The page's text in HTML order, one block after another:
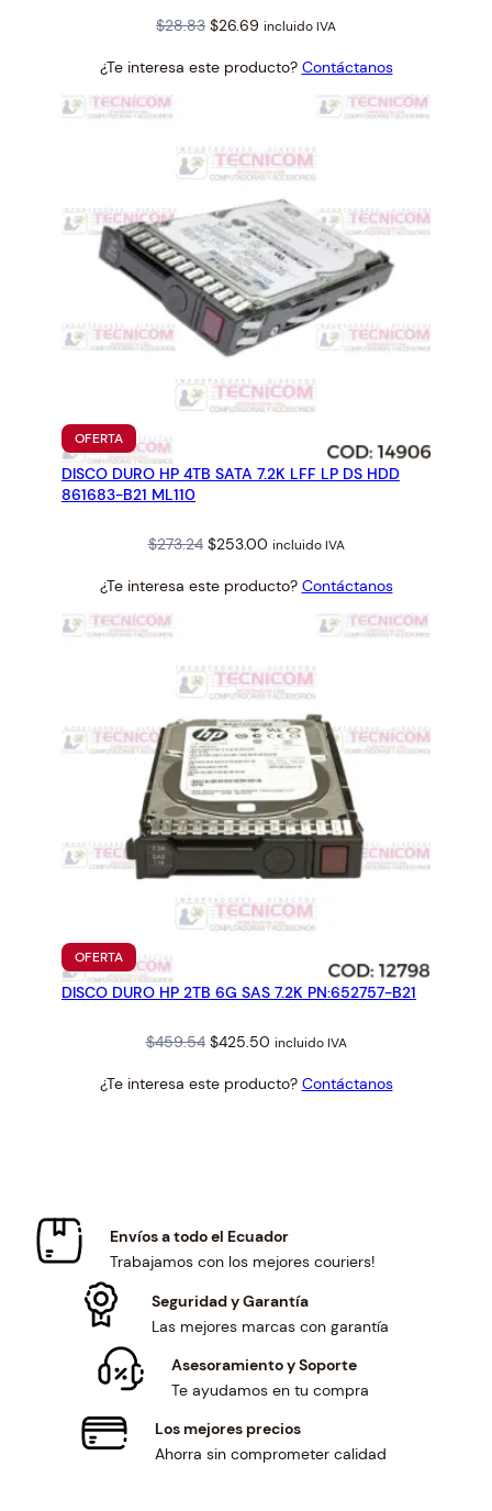
$28.83 Original
was:
$26.69 Current
is:
incluido IVA
¿Te interesa este producto? Contáctanos
OFERTAPRODUCTO
EN
OFERTA
DISCO DURO HP 4TB SATA 7.2K LFF LP DS HDD
861683-B21 ML110
$273.24 Original
was:
$253.00Current
is:
$253.00.
incluido IVA
¿Te interesa este producto? Contáctanos
OFERTAPRODUCTO
EN
OFERTA
DISCO DURO HP 2TB 6G SAS 7.2K PN:652757-B21
$459.54 Original
was:
$425.50Current
is:
incluido IVA
¿Te interesa este producto? Contáctanos
Envíos a todo el Ecuador
Trabajamos con los mejores couriers!
Seguridad y Garantía
Las mejores marcas con garantía
Asesoramiento y Soporte
Te ayudamos en tu compra
Los mejores precios
Ahorra sin comprometer calidad